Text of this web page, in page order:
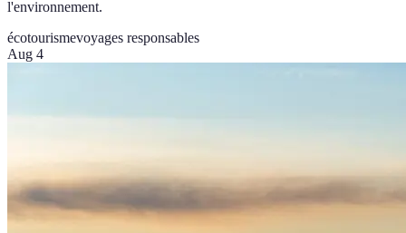
l'environnement.
écotourismevoyages responsables
Aug 4